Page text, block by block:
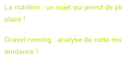
La nutrition : un sujet qui prend de
place !
Gravel running : analyse de cette
tendance !